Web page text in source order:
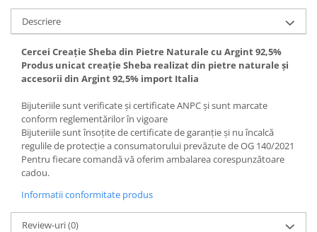
Descriere
Cercei Creație Sheba din Pietre Naturale cu Argint 92,5%
Produs unicat creație Sheba realizat din pietre naturale și
accesorii din Argint 92,5% import Italia
Bijuteriile sunt verificate şi certificate ANPC și sunt marcate
conform reglementărilor în vigoare
Bijuteriile sunt însoţite de certificate de garanţie și nu încalcă
regulile de protecție a consumatorului prevăzute de OG 140/2021
Pentru fiecare comandă vă oferim ambalarea corespunzătoare
cadou.
Informatii conformitate produs
Review-uri(0)